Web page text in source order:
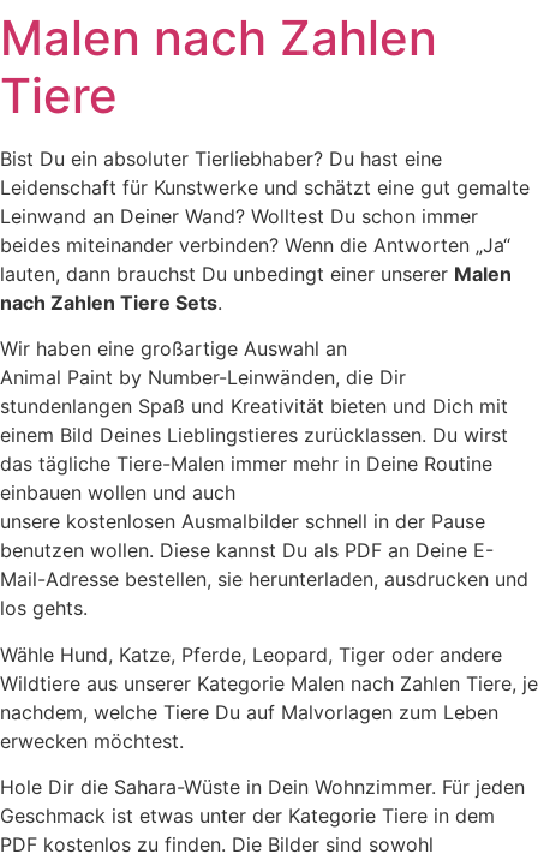
Malen nach Zahlen
Tiere
Bist Du ein absoluter Tierliebhaber? Du hast eine
Leidenschaft für Kunstwerke und schätzt eine gut gemalte
Leinwand an Deiner Wand? Wolltest Du schon immer
beides miteinander verbinden? Wenn die Antworten „Ja“
lauten, dann brauchst Du unbedingt einer unserer Malen
nach Zahlen Tiere Sets.
Wir haben eine großartige Auswahl an
Animal Paint by Number-Leinwänden, die Dir
stundenlangen Spaß und Kreativität bieten und Dich mit
einem Bild Deines Lieblingstieres zurücklassen. Du wirst
das tägliche Tiere-Malen immer mehr in Deine Routine
einbauen wollen und auch
unsere kostenlosen Ausmalbilder schnell in der Pause
benutzen wollen. Diese kannst Du als PDF an Deine E-
Mail-Adresse bestellen, sie herunterladen, ausdrucken und
los gehts.
Wähle Hund, Katze, Pferde, Leopard, Tiger oder andere
Wildtiere aus unserer Kategorie Malen nach Zahlen Tiere, je
nachdem, welche Tiere Du auf Malvorlagen zum Leben
erwecken möchtest.
Hole Dir die Sahara-Wüste in Dein Wohnzimmer. Für jeden
Geschmack ist etwas unter der Kategorie Tiere in dem
PDF kostenlos zu finden. Die Bilder sind sowohl